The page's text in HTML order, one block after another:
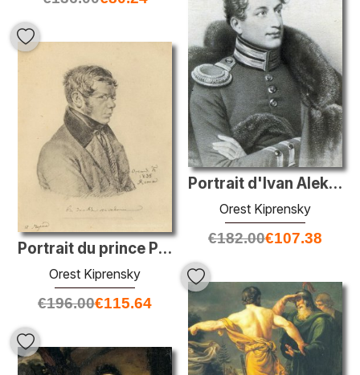
Portrait d'Ivan Aleksandrovich Annenkov
Orest Kiprensky
€182.00€107.38
Portrait du prince Pyotr Andreyevich Vyazemsky
Orest Kiprensky
€196.00€115.64